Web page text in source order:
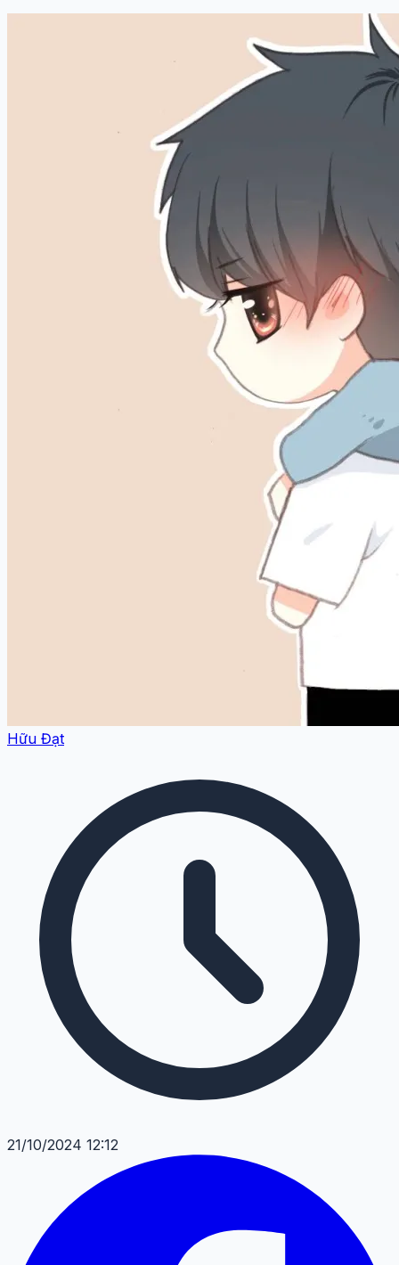
Hữu Đạt
21/10/2024 12:12